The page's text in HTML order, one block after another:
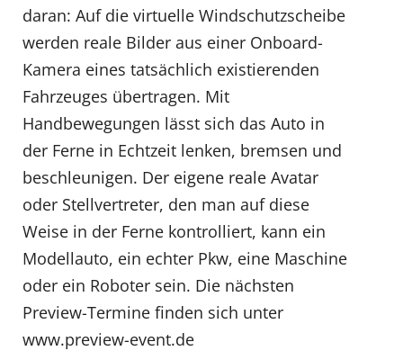
daran: Auf die virtuelle Windschutzscheibe
werden reale Bilder aus einer Onboard-
Kamera eines tatsächlich existierenden
Fahrzeuges übertragen. Mit
Handbewegungen lässt sich das Auto in
der Ferne in Echtzeit lenken, bremsen und
beschleunigen. Der eigene reale Avatar
oder Stellvertreter, den man auf diese
Weise in der Ferne kontrolliert, kann ein
Modellauto, ein echter Pkw, eine Maschine
oder ein Roboter sein. Die nächsten
Preview-Termine finden sich unter
www.preview-event.de